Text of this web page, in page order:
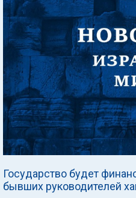
Государство будет
бывших руководителей